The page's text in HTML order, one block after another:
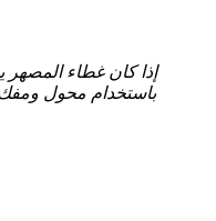
إذا كان غطاء
باستخدام محول